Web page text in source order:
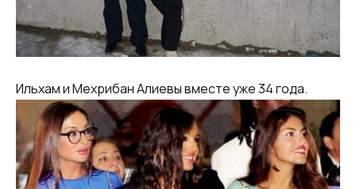
Ильхам и Мехрибан Алиевы вместе уже 34 года.